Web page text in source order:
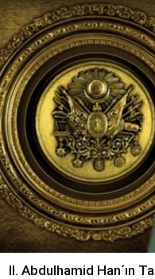
II. Abdulhamid Han´ın